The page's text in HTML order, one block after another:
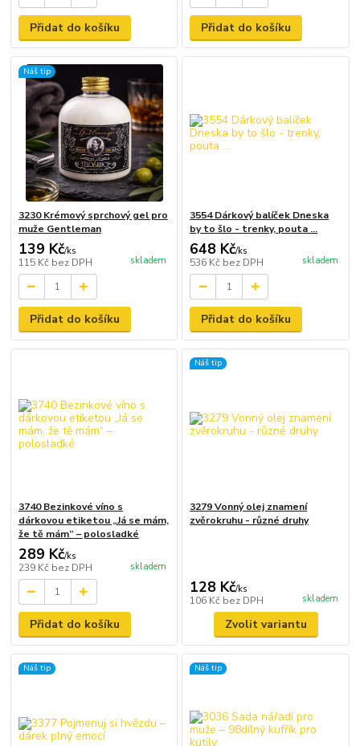
Přidat do košíku Přidat do košíku
Náš tip
3230 Krémový sprchový gel pro
muže Gentleman
139 Kč/ks
115 Kč bez DPH skladem
Přidat do košíku
3554 Dárkový balíček Dneska
by to šlo - trenky, pouta ...
648 Kč/ks
536 Kč bez DPH skladem
Přidat do košíku
3740 Bezinkové víno s
dárkovou etiketou „Já se mám,
že tě mám“ – polosladké
289 Kč/ks
239 Kč bez DPH skladem
Přidat do košíku
Náš tip
3279 Vonný olej znamení
zvěrokruhu - různé druhy
128 Kč/ks
106 Kč bez DPH skladem
Zvolit variantu
Náš tip Náš tip